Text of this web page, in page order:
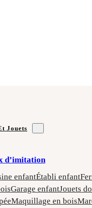
Jouets
d’imitation
enfantÉtabli enfant
Garage enfantJouets
Maquillage en bois